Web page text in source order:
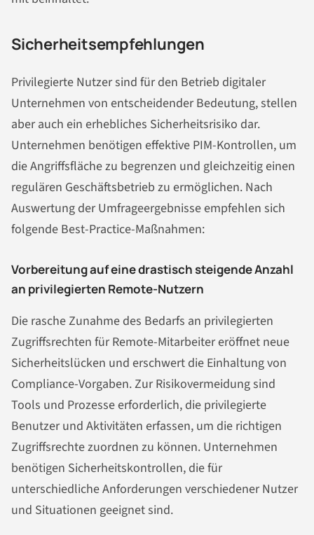
Sicherheitsempfehlungen
Privilegierte Nutzer sind für den Betrieb digitaler
Unternehmen von entscheidender Bedeutung, stellen
aber auch ein erhebliches Sicherheitsrisiko dar.
Unternehmen benötigen effektive PIM-Kontrollen, um
die Angriffsfläche zu begrenzen und gleichzeitig einen
regulären Geschäftsbetrieb zu ermöglichen. Nach
Auswertung der Umfrageergebnisse empfehlen sich
folgende Best-Practice-Maßnahmen:
Vorbereitung auf eine drastisch steigende Anzahl
an privilegierten Remote-Nutzern
Die rasche Zunahme des Bedarfs an privilegierten
Zugriffsrechten für Remote-Mitarbeiter eröffnet neue
Sicherheitslücken und erschwert die Einhaltung von
Compliance-Vorgaben. Zur Risikovermeidung sind
Tools und Prozesse erforderlich, die privilegierte
Benutzer und Aktivitäten erfassen, um die richtigen
Zugriffsrechte zuordnen zu können. Unternehmen
benötigen Sicherheitskontrollen, die für
unterschiedliche Anforderungen verschiedener Nutzer
und Situationen geeignet sind.